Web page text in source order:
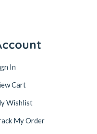
In
Cart
Wishlist
My Order